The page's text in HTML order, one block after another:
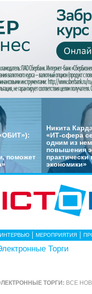
поможет
Никита
«ИТ-сфера
одним из
повышения
практически
экономики»
ИНТЕРВЬЮ МЕРОПРИЯТИЯ
Торги
ТОРГИ: ВСЕ